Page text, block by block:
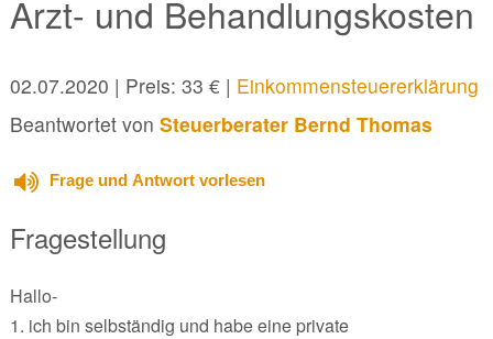
Arzt- und Behandlungskosten
02.07.2020 | Preis: 33 € | Einkommensteuererklärung
Beantwortet von Steuerberater Bernd Thomas
Frage und Antwort vorlesen
Fragestellung
Hallo-
1. ich bin selbständig und habe eine private